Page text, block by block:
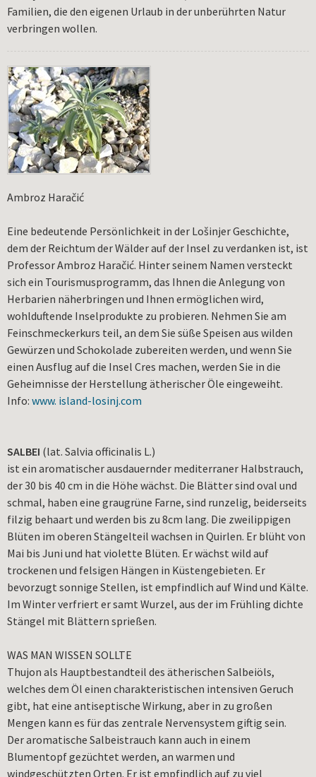
Familien, die den eigenen Urlaub in der unberührten Natur
verbringen wollen.
Ambroz Haračić
Eine bedeutende Persönlichkeit in der Lošinjer Geschichte,
dem der Reichtum der Wälder auf der Insel zu verdanken ist, ist
Professor Ambroz Haračić. Hinter seinem Namen versteckt
sich ein Tourismusprogramm, das Ihnen die Anlegung von
Herbarien näherbringen und Ihnen ermöglichen wird,
wohlduftende Inselprodukte zu probieren. Nehmen Sie am
Feinschmeckerkurs teil, an dem Sie süße Speisen aus wilden
Gewürzen und Schokolade zubereiten werden, und wenn Sie
einen Ausflug auf die Insel Cres machen, werden Sie in die
Geheimnisse der Herstellung ätherischer Öle eingeweiht.
Info: www. island-losinj.com
SALBEI (lat. Salvia officinalis L.)
ist ein aromatischer ausdauernder mediterraner Halbstrauch,
der 30 bis 40 cm in die Höhe wächst. Die Blätter sind oval und
schmal, haben eine graugrüne Farne, sind runzelig, beiderseits
filzig behaart und werden bis zu 8cm lang. Die zweilippigen
Blüten im oberen Stängelteil wachsen in Quirlen. Er blüht von
Mai bis Juni und hat violette Blüten. Er wächst wild auf
trockenen und felsigen Hängen in Küstengebieten. Er
bevorzugt sonnige Stellen, ist empfindlich auf Wind und Kälte.
Im Winter verfriert er samt Wurzel, aus der im Frühling dichte
Stängel mit Blättern sprießen.
WAS MAN WISSEN SOLLTE
Thujon als Hauptbestandteil des ätherischen Salbeiöls,
welches dem Öl einen charakteristischen intensiven Geruch
gibt, hat eine antiseptische Wirkung, aber in zu großen
Mengen kann es für das zentrale Nervensystem giftig sein.
Der aromatische Salbeistrauch kann auch in einem
Blumentopf gezüchtet werden, an warmen und
windgeschützten Orten. Er ist empfindlich auf zu viel